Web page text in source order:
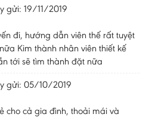
gửi: 19/11/2019
đi, hướng dẫn viên thế rất tuyệt
Kim thành nhân viên thiết kế
tới sẽ tìm thành đặt nữa
gửi: 05/10/2019
cho cả gia đình, thoải mái và